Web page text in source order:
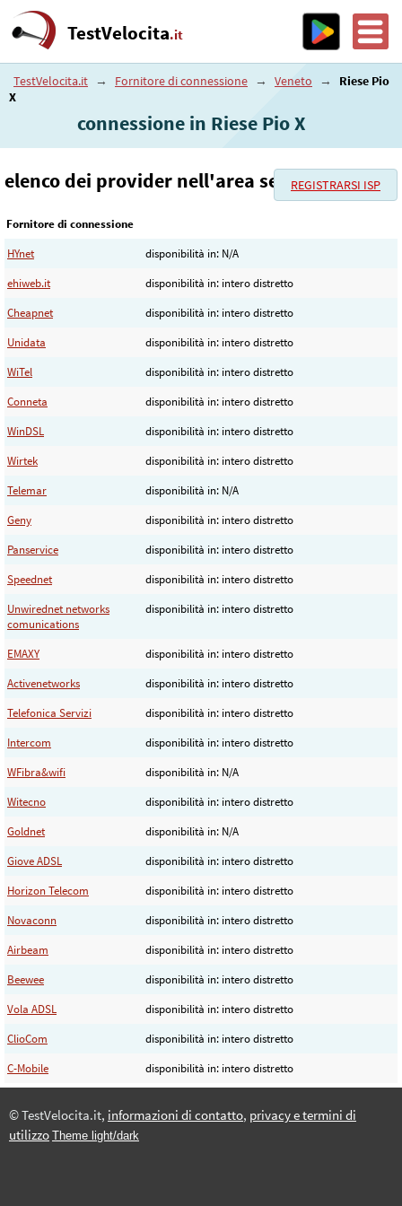
TestVelocita.it
TestVelocita.it → Fornitore di connessione → Veneto →
Riese Pio
X
connessione in Riese Pio X
REGISTRARSI ISP
elenco dei provider nell'area selezionata
Fornitore di connessione
HYnet
disponibilità in: N/A
ehiweb.it
disponibilità in: intero distretto
Cheapnet
disponibilità in: intero distretto
Unidata
disponibilità in: intero distretto
WiTel
disponibilità in: intero distretto
Conneta
disponibilità in: intero distretto
WinDSL
disponibilità in: intero distretto
Wirtek
disponibilità in: intero distretto
Telemar
disponibilità in: N/A
Geny
disponibilità in: intero distretto
Panservice
disponibilità in: intero distretto
Speednet
disponibilità in: intero distretto
Unwirednet networks
comunications
disponibilità in: intero distretto
EMAXY
disponibilità in: intero distretto
Activenetworks
disponibilità in: intero distretto
Telefonica Servizi
disponibilità in: intero distretto
Intercom
disponibilità in: intero distretto
WFibra&wifi
disponibilità in: N/A
Witecno
disponibilità in: intero distretto
Goldnet
disponibilità in: N/A
Giove ADSL
disponibilità in: intero distretto
Horizon Telecom
disponibilità in: intero distretto
Novaconn
disponibilità in: intero distretto
Airbeam
disponibilità in: intero distretto
Beewee
disponibilità in: intero distretto
Vola ADSL
disponibilità in: intero distretto
ClioCom
disponibilità in: intero distretto
C-Mobile
disponibilità in: intero distretto
© TestVelocita.it, informazioni di contatto, privacy e termini di
utilizzo Theme light/dark